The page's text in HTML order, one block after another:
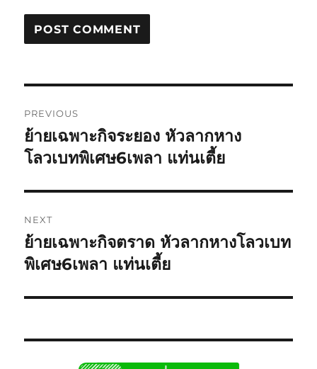
navigation
PREVIOUS
Previous
post:
ย้ายเฉพาะกิจระยอง หัวลากหาง
โลวเบทพิเศษ6เพลา แท่นเตี้ย
NEXT
Next
post:
ย้ายเฉพาะกิจตราด หัวลากหางโลวเบท
พิเศษ6เพลา แท่นเตี้ย